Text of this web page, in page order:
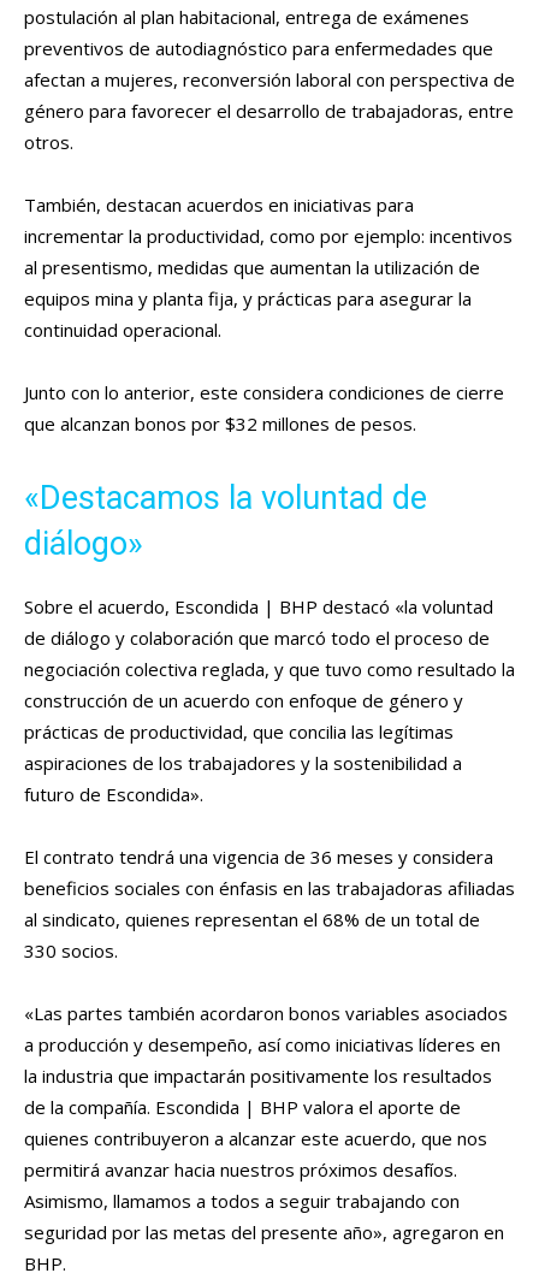
postulación al plan habitacional, entrega de exámenes
preventivos de autodiagnóstico para enfermedades que
afectan a mujeres, reconversión laboral con perspectiva de
género para favorecer el desarrollo de trabajadoras, entre
otros.
También, destacan acuerdos en iniciativas para
incrementar la productividad, como por ejemplo: incentivos
al presentismo, medidas que aumentan la utilización de
equipos mina y planta fija, y prácticas para asegurar la
continuidad operacional.
Junto con lo anterior, este considera condiciones de cierre
que alcanzan bonos por $32 millones de pesos.
«Destacamos la voluntad de
diálogo»
Sobre el acuerdo, Escondida | BHP destacó «la voluntad
de diálogo y colaboración que marcó todo el proceso de
negociación colectiva reglada, y que tuvo como resultado la
construcción de un acuerdo con enfoque de género y
prácticas de productividad, que concilia las legítimas
aspiraciones de los trabajadores y la sostenibilidad a
futuro de Escondida».
El contrato tendrá una vigencia de 36 meses y considera
beneficios sociales con énfasis en las trabajadoras afiliadas
al sindicato, quienes representan el 68% de un total de
330 socios.
«Las partes también acordaron bonos variables asociados
a producción y desempeño, así como iniciativas líderes en
la industria que impactarán positivamente los resultados
de la compañía. Escondida | BHP valora el aporte de
quienes contribuyeron a alcanzar este acuerdo, que nos
permitirá avanzar hacia nuestros próximos desafíos.
Asimismo, llamamos a todos a seguir trabajando con
seguridad por las metas del presente año», agregaron en
BHP.